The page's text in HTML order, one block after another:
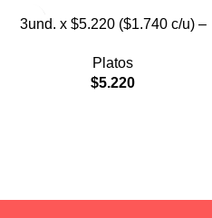
3und. x $5.220 ($1.740 c/u) –
Platos
$5.220